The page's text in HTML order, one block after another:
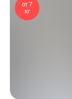
от 7
кг